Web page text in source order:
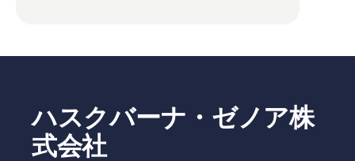
ハスクバーナ・ゼノア株
式会社